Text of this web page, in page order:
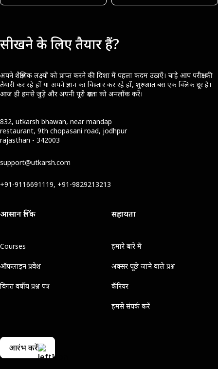
सीखने के लिए तैयार हैं?
अपने शैक्षणिक लक्ष्यों को प्राप्त करने की दिशा में पहला कदम उठाएँ। चाहे आप परीक्षा की
तैयारी कर रहे हों या अपने ज्ञान का विस्तार कर रहे हों, शुरुआत बस एक क्लिक दूर है।
आज ही हमसे जुड़ें और अपनी पूरी क्षमता को अनलॉक करें।
832, utkarsh bhawan, near mandap
restaurant, 9th chopasani road, jodhpur
rajasthan - 342003
support@utkarsh.com
+91-9116691119, +91-9829213213
आसान लिंक
Courses
ऑफ़लाइन प्रवेश
विगत वर्षीय प्रश्न पत्र
सहायता
हमारे बारे में
अक्सर पूछे जाने वाले प्रश्न
कॅरियर
हमसे संपर्क करें
आरंभ करें